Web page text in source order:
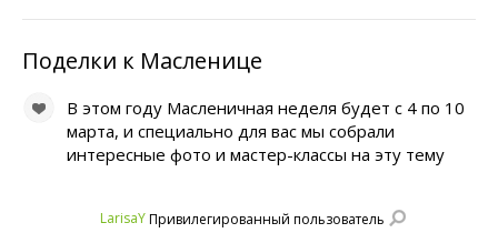
Поделки к Масленице
В этом году Масленичная неделя будет с 4 по 10
марта, и специально для вас мы собрали
интересные фото и мастер-классы на эту тему
LarisaYПривилегированный пользователь